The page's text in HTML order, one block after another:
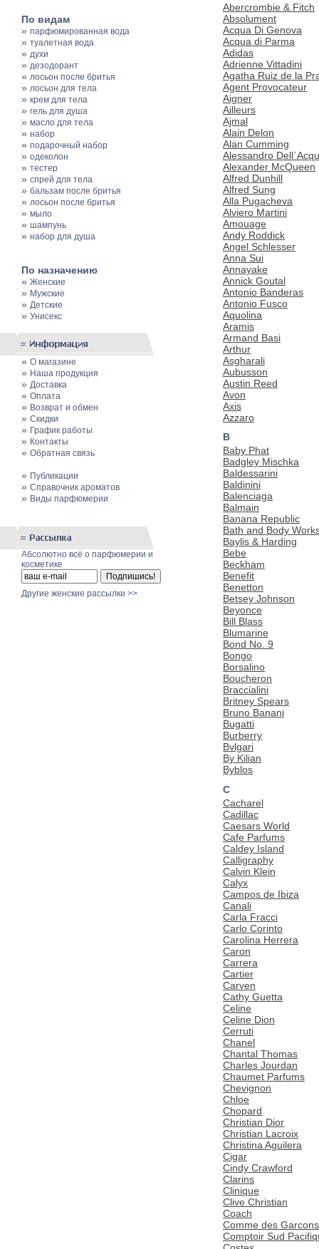
По видам
» парфюмированная вода
» туалетная вода
» духи
» дезодорант
» лосьон после бритья
» лосьон для тела
» крем для тела
» гель для душа
» масло для тела
» набор
» подарочный набор
» одеколон
» тестер
» спрей для тела
» бальзам после бритья
» лосьон после бритья
» мыло
» шампунь
» набор для душа
По назначению
» Женские
» Мужские
» Детские
» Унисекс
» О магазине
» Наша продукция
» Доставка
» Оплата
» Возврат и обмен
» Скидки
» График работы
» Контакты
» Обратная связь
» Публикации
» Cправочник ароматов
» Виды парфюмерии
Абсолютно всё о парфюмерии и
косметике
Другие женские рассылки >>
Abercrombie & Fitch
Absolument
Acqua Di Genova
Acqua di Parma
Adidas
Adrienne Vittadini
Agatha Ruiz de la
Agent Provocateur
Aigner
Ailleurs
Ajmal
Alain Delon
Alan Cumming
Alessandro
Alexander McQueen
Alfred Dunhill
Alfred Sung
Alla Pugacheva
Alviero Martini
Amouage
Andy Roddick
Angel Schlesser
Anna Sui
Annayake
Annick Goutal
Antonio Banderas
Antonio Fusco
Aquolina
Aramis
Armand Basi
Arthur
Asgharali
Aubusson
Austin Reed
Avon
Axis
Azzaro
B
Baby Phat
Badgley Mischka
Baldessarini
Baldinini
Balenciaga
Balmain
Banana Republic
Bath and Body
Baylis & Harding
Bebe
Beckham
Benefit
Benetton
Betsey Johnson
Beyonce
Bill Blass
Blumarine
Bond No. 9
Bongo
Borsalino
Boucheron
Braccialini
Britney Spears
Bruno Banani
Bugatti
Burberry
Bvlgari
By Kilian
Byblos
C
Cacharel
Cadillac
Caesars World
Cafe Parfums
Caldey Island
Calligraphy
Calvin Klein
Calyx
Campos de Ibiza
Canali
Carla Fracci
Carlo Corinto
Carolina Herrera
Caron
Carrera
Cartier
Carven
Cathy Guetta
Celine
Celine Dion
Cerruti
Chanel
Chantal Thomas
Charles Jourdan
Chaumet Parfums
Chevignon
Chloe
Chopard
Christian Dior
Christian Lacroix
Christina Aguilera
Cigar
Cindy Crawford
Clarins
Clinique
Clive Christian
Coach
Comme des Garcons
Comptoir Sud